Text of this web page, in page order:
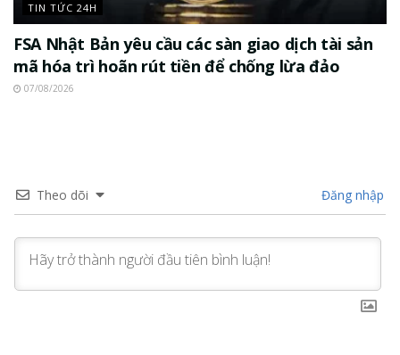
TIN TỨC 24H
FSA Nhật Bản yêu cầu các sàn giao dịch tài sản
mã hóa trì hoãn rút tiền để chống lừa đảo
07/08/2026
Theo dõi Đăng nhập